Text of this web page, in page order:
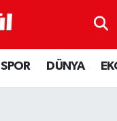
SPOR DÜNYA